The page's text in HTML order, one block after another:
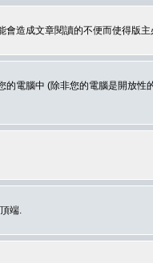
造成文章閱讀的不便而使得版
電腦中 (除非您的電腦是開放性
端.